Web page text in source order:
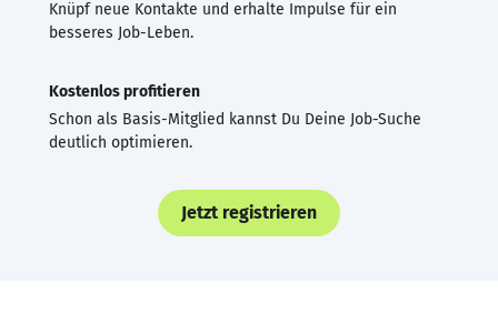
Knüpf neue Kontakte und erhalte Impulse für ein
besseres Job-Leben.
Kostenlos profitieren
Schon als Basis-Mitglied kannst Du Deine Job-Suche
deutlich optimieren.
Jetzt registrieren